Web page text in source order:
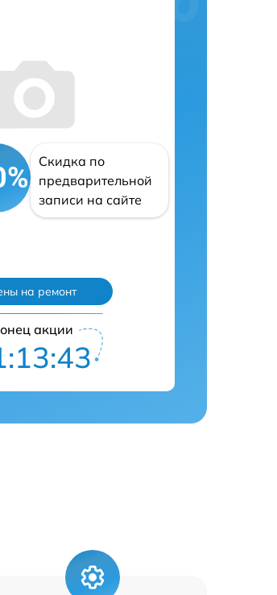
Скидка по
предварительной
записи на сайте
на ремонт
акции